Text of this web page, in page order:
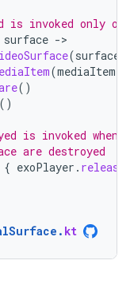
is invoked only
surface -
(surface
(mediaItem
()
()
is invoked
are destroyed
{ exoPlayer . release
. kt